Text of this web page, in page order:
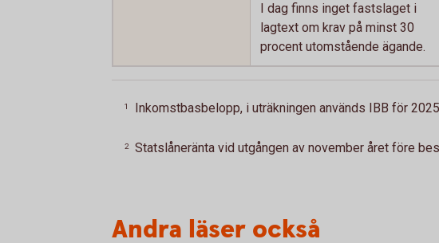
I dag finns inget fastslaget i
lagtext om krav på minst 30
procent utomstående ägande.
1 Inkomstbasbelopp, i uträkningen används IBB för
2 Statslåneränta vid utgången av november året före
Andra läser också